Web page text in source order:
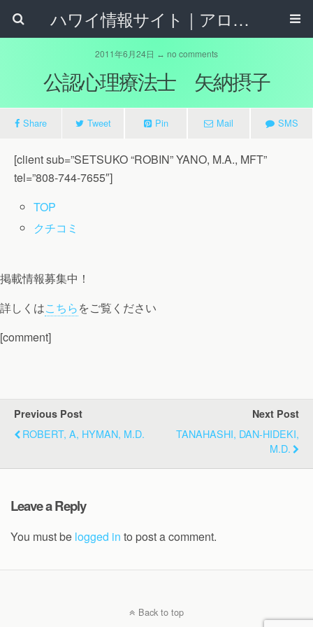
ハワイ情報サイト｜アロハタウンネット
2011年6月24日 ↔ no comments
公認心理療法士 矢納摂子
Share Tweet Pin Mail SMS
[client sub=”SETSUKO “ROBIN” YANO, M.A., MFT”
tel=”808-744-7655″]
TOP
クチコミ
掲載情報募集中！
詳しくはこちらをご覧ください
[comment]
Previous Post
ROBERT, A, HYMAN, M.D.
Next Post
TANAHASHI, DAN-HIDEKI,
M.D.
Leave a Reply
You must be logged in to post a comment.
Back to top